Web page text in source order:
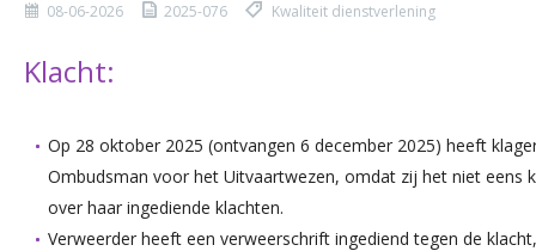
08-06-2026 2025-076 Kwaliteit dienstverlening
Klacht:
Op 28 oktober 2025 (ontvangen 6 december 2025) heeft
Ombudsman voor het Uitvaartwezen, omdat zij het niet eens
over haar ingediende klachten.
Verweerder heeft een verweerschrift ingediend tegen de